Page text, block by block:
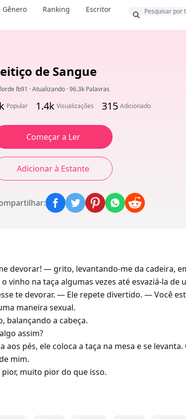
Gênero Ranking Escritor
de Sangue
lb91 ·Atualizando ·96.3k Palavras
Popular 1.4k Visualizações 315 Adicionado
Começar a Ler
Adicionar à Estante
:
devorar! — grito, levantando-me da cadeira,
vinho na taça algumas vezes até esvaziá-la de
te devorar. — Ele repete divertido. — Você
maneira sexual.
balançando a cabeça.
assim?
aos pés, ele coloca a taça na mesa e se
mim.
muito pior do que isso.